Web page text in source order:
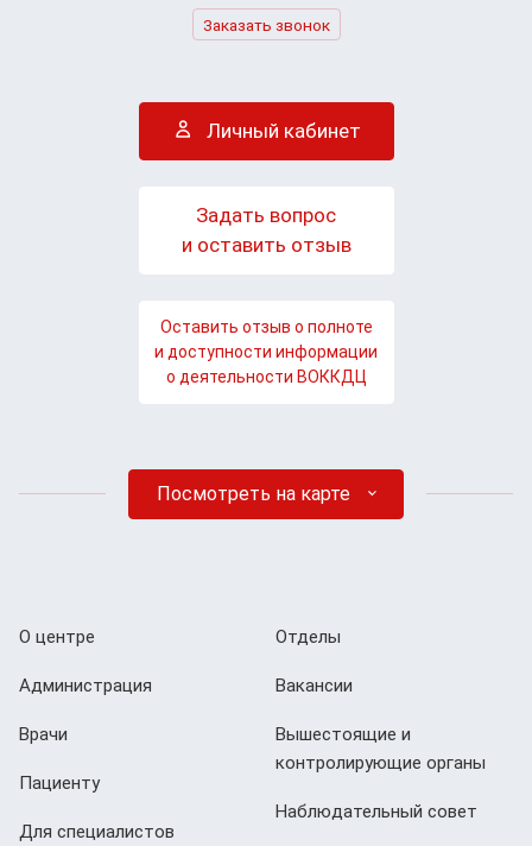
Заказать звонок
Личный кабинет
Задать вопрос
и оставить отзыв
Оставить отзыв о полноте
и доступности информации
о деятельности ВОККДЦ
Посмотреть на карте
О центре
Администрация
Врачи
Пациенту
Для специалистов
Отделы
Вакансии
Вышестоящие и
контролирующие органы
Наблюдательный совет